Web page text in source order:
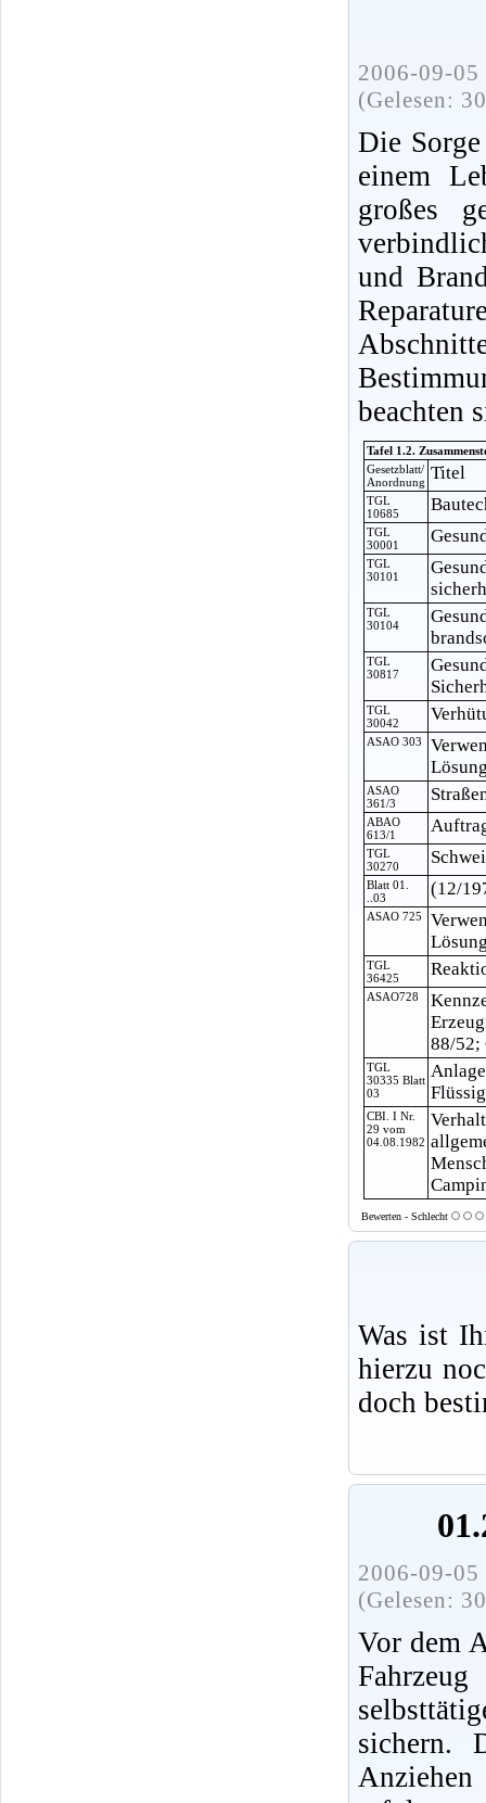
2006-09-
(Gelesen:
Die
einem
großes
und
beachten
Tafel 1.2.
Gesetzblatt/
Anordnung Titel
TGL
10685
TGL
30001
TGL
30101
TGL
30104
TGL
30817
TGL
30042
ASAO 303
ASAO
361/3
ABAO
613/1
TGL
30270
Blatt 01.
..03
(12/
ASAO 725
TGL
36425
ASAO728
88/52;
TGL
30335 Blatt
03
CBI. I Nr.
29 vom
04.08.1982
Bewerten - Schlecht
Was ist
hierzu
doch
2006-09-
(Gelesen:
Vor dem
sichern.
Anziehen